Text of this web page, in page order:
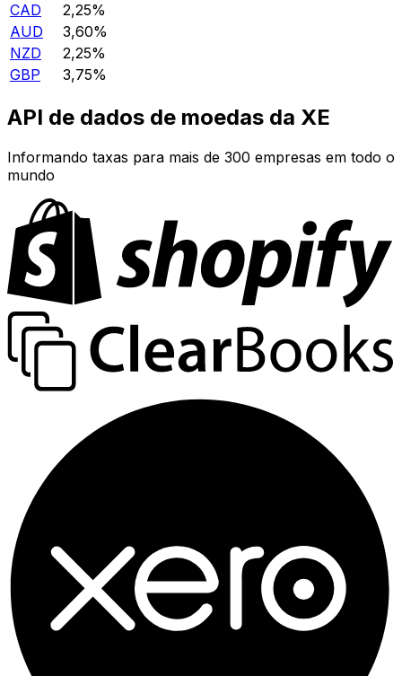
CAD
2,25%
AUD
3,60%
NZD
2,25%
GBP
3,75%
API de dados de moedas da XE
Informando taxas para mais de 300 empresas em todo o
mundo